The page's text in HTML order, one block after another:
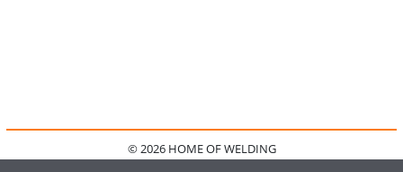
© 2026 HOME OF WELDING